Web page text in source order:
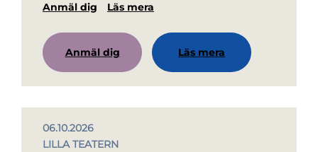
Anmäl dig Läs mera
Anmäl dig Läs mera
06.10.2026
LILLA TEATERN